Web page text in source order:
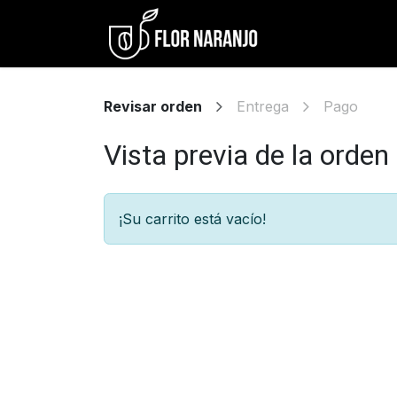
Revisar orden Entrega Pago
Vista previa de la orden
¡Su carrito está vacío!